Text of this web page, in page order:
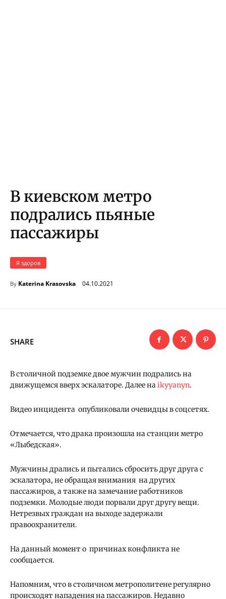
В киевском метро
подрались пьяные
пассажиры
Я здоров
By Katerina Krasovska 04.10.2021
SHARE
В столичной подземке двое мужчин подрались на
движущемся вверх эскалаторе. Далее наikyyanyn.
Видео инцидента опубликовали очевидцы в соцсетях.
Отмечается, что драка произошла на станции метро
«Лыбедская».
Мужчины дрались и пытались сбросить друг друга с
эскалатора, не обращая внимания на других
пассажиров, а также на замечание работников
подземки. Молодые люди порвали друг другу вещи.
Нетрезвых граждан на выходе задержали
правоохранители.
На данный момент о причинах конфликта не
сообщается.
Напомним, что в столичном метрополитене регулярно
происходят нападения на пассажиров. Недавно